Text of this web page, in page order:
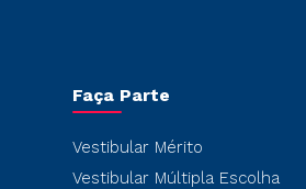
Faça Parte
Vestibular Mérito
Vestibular Múltipla Escolha